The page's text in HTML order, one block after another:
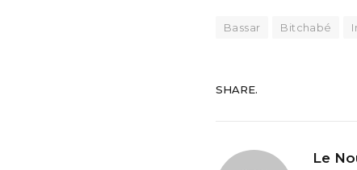
Bassar Bitchabé
SHARE.
Le